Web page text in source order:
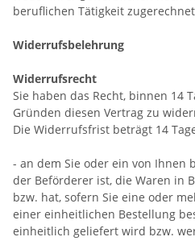
beruflichen Tätigkeit
Widerrufsbelehrung
Widerrufsrecht
Sie haben das Recht, binnen 14
Gründen diesen Vertrag zu
Die Widerrufsfrist beträgt 14
- an dem Sie oder ein von
der Beförderer ist, die Waren in
bzw. hat, sofern Sie eine oder
einer einheitlichen Bestellung
einheitlich geliefert wird bzw.